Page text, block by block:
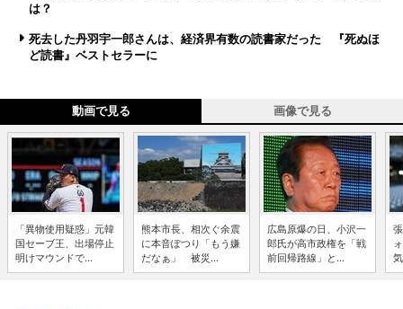
は？
死去した丹羽宇一郎さんは、経済界有数の読書家だった 『死ぬほ
ど読書』ベストセラーに
動画で見る 画像で見る
「異物使用疑惑」元韓
国セーブ王、出場停止
明けマウンドで...
熊本市長、相次ぐ余震
に本音ぽつり「もう嫌
だなぁ」 被災...
広島原爆の日、小沢一
郎氏が高市政権を「戦
前回帰路線」と...